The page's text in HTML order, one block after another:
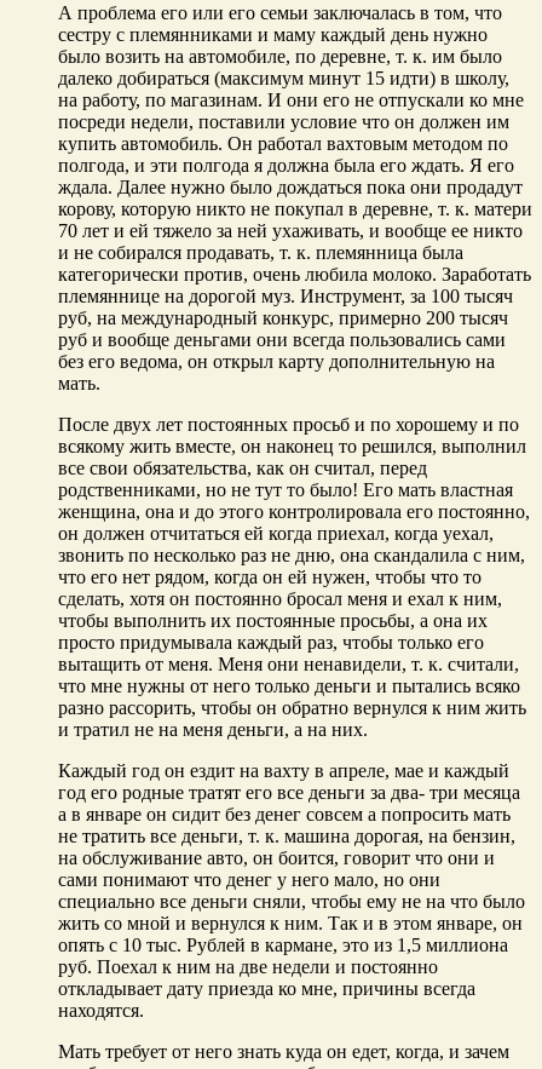
А проблема его или его семьи заключалась в том, что
сестру с племянниками и маму каждый день нужно
было возить на автомобиле, по деревне, т. к. им было
далеко добираться (максимум минут 15 идти) в школу,
на работу, по магазинам. И они его не отпускали ко мне
посреди недели, поставили условие что он должен им
купить автомобиль. Он работал вахтовым методом по
полгода, и эти полгода я должна была его ждать. Я его
ждала. Далее нужно было дождаться пока они продадут
корову, которую никто не покупал в деревне, т. к. матери
70 лет и ей тяжело за ней ухаживать, и вообще ее никто
и не собирался продавать, т. к. племянница была
категорически против, очень любила молоко. Заработать
племяннице на дорогой муз. Инструмент, за 100 тысяч
руб, на международный конкурс, примерно 200 тысяч
руб и вообще деньгами они всегда пользовались сами
без его ведома, он открыл карту дополнительную на
мать.
После двух лет постоянных просьб и по хорошему и по
всякому жить вместе, он наконец то решился, выполнил
все свои обязательства, как он считал, перед
родственниками, но не тут то было! Его мать властная
женщина, она и до этого контролировала его постоянно,
он должен отчитаться ей когда приехал, когда уехал,
звонить по несколько раз не дню, она скандалила с ним,
что его нет рядом, когда он ей нужен, чтобы что то
сделать, хотя он постоянно бросал меня и ехал к ним,
чтобы выполнить их постоянные просьбы, а она их
просто придумывала каждый раз, чтобы только его
вытащить от меня. Меня они ненавидели, т. к. считали,
что мне нужны от него только деньги и пытались всяко
разно рассорить, чтобы он обратно вернулся к ним жить
и тратил не на меня деньги, а на них.
Каждый год он ездит на вахту в апреле, мае и каждый
год его родные тратят его все деньги за два- три месяца
а в январе он сидит без денег совсем а попросить мать
не тратить все деньги, т. к. машина дорогая, на бензин,
на обслуживание авто, он боится, говорит что они и
сами понимают что денег у него мало, но они
специально все деньги сняли, чтобы ему не на что было
жить со мной и вернулся к ним. Так и в этом январе, он
опять с 10 тыс. Рублей в кармане, это из 1,5 миллиона
руб. Поехал к ним на две недели и постоянно
откладывает дату приезда ко мне, причины всегда
находятся.
Мать требует от него знать куда он едет, когда, и зачем